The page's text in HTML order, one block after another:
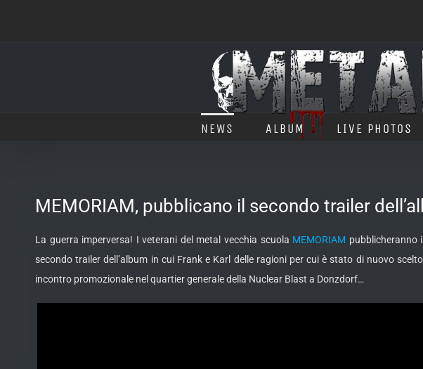
NEWS ALBUM LIVE PHOTOS
MEMORIAM, pubblicano il secondo trailer
La guerra imperversa! I veterani del metal vecchia scuola MEMORIAM pubblicheranno
secondo trailer dell’album in cui Frank e Karl delle ragioni per cui è stato di nuovo
incontro promozionale nel quartier generale della Nuclear Blast a Donzdorf…